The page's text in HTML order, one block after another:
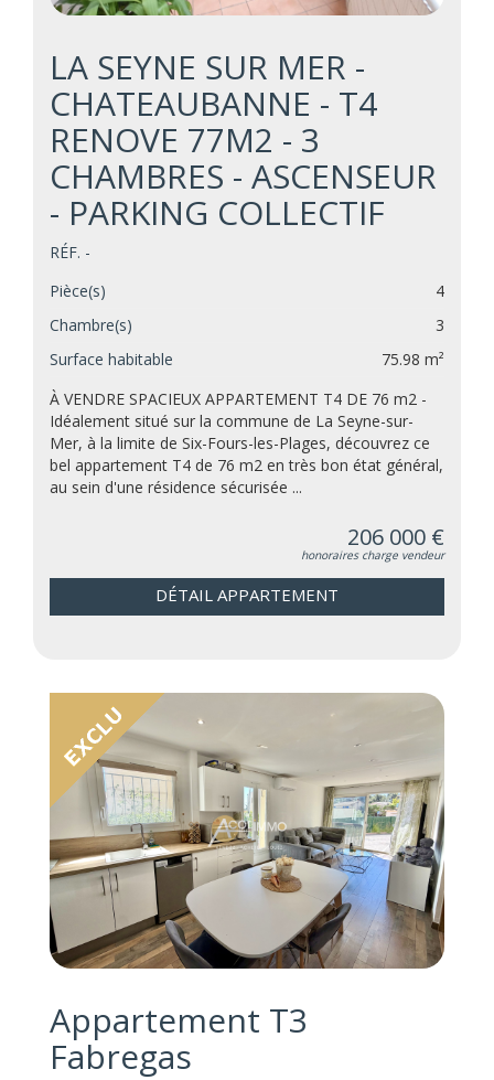
LA SEYNE SUR MER -
CHATEAUBANNE - T4
RENOVE 77M2 - 3
CHAMBRES - ASCENSEUR
- PARKING COLLECTIF
RÉF. -
Pièce(s)
4
Chambre(s)
3
Surface habitable
75.98 m²
À VENDRE SPACIEUX APPARTEMENT T4 DE 76 m2 -
Idéalement situé sur la commune de La Seyne-sur-
Mer, à la limite de Six-Fours-les-Plages, découvrez ce
bel appartement T4 de 76 m2 en très bon état général,
au sein d'une résidence sécurisée ...
206 000 €
honoraires charge vendeur
DÉTAIL APPARTEMENT
Appartement T3
Fabregas